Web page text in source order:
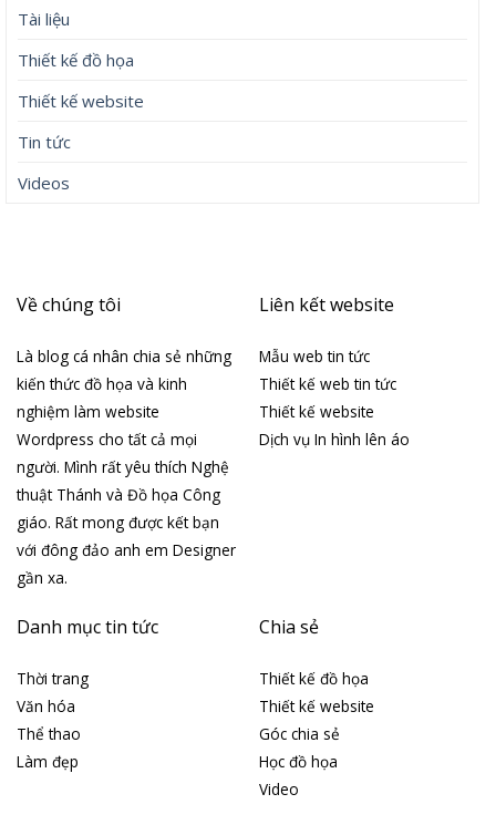
Tài liệu
Thiết kế đồ họa
Thiết kế website
Tin tức
Videos
Về chúng tôi
Là blog cá nhân chia sẻ những
kiến thức đồ họa và kinh
nghiệm làm website
Wordpress cho tất cả mọi
người. Mình rất yêu thích Nghệ
thuật Thánh và Đồ họa Công
giáo. Rất mong được kết bạn
với đông đảo anh em Designer
gần xa.
Liên kết website
Mẫu web tin tức
Thiết kế web tin tức
Thiết kế website
Dịch vụ In hình lên áo
Danh mục tin tức
Thời trang
Văn hóa
Thể thao
Làm đẹp
Chia sẻ
Thiết kế đồ họa
Thiết kế website
Góc chia sẻ
Học đồ họa
Video